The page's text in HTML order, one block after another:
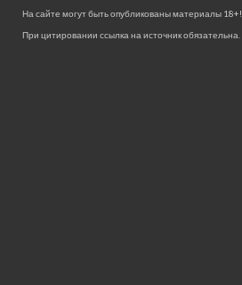
На сайте могут быть опубликованы материалы 18+!
При цитировании ссылка на источник обязательна.